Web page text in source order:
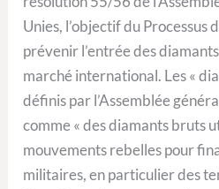
Unies, l’objectif du Processus
prévenir l’entrée des
marché international. Les «
définis par l’Assemblée
comme « des diamants bruts
mouvements rebelles pour
militaires, en particulier des